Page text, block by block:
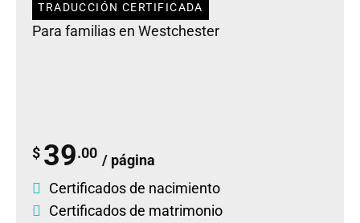
TRADUCCIÓN CERTIFICADA
Para familias en Westchester
$ 39.00 / página
Certificados de nacimiento
Certificados de matrimonio